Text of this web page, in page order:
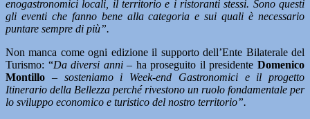
enogastronomici locali, il territorio e i ristoranti stessi. Sono questi
gli eventi che fanno bene alla categoria e sui quali è necessario
puntare sempre di più”.
Non manca come ogni edizione il supporto dell’Ente Bilaterale del
Turismo: “Da diversi anni– ha proseguito il presidenteDomenico
Montillo – sosteniamo i Week-end Gastronomici e il progetto
Itinerario della Bellezza perché rivestono un ruolo fondamentale per
lo sviluppo economico e turistico del nostro territorio”.